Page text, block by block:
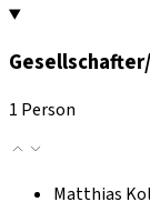
1 Person
Matthias